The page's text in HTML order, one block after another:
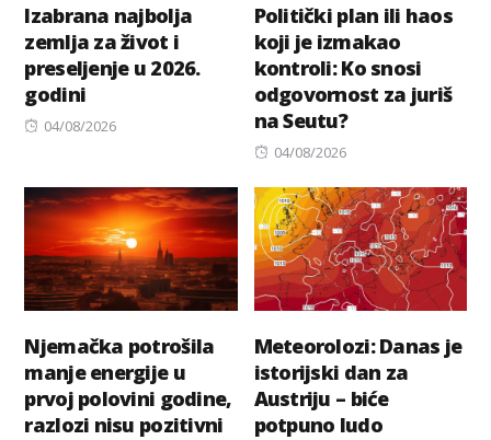
Izabrana najbolja
zemlja za život i
preseljenje u 2026.
godini
Posted
04/08/2026
Politički plan ili haos
koji je izmakao
kontroli: Ko snosi
odgovornost za juriš
na Seutu?
Posted
04/08/2026
Njemačka potrošila
manje energije u
prvoj polovini godine,
razlozi nisu pozitivni
Meteorolozi: Danas je
istorijski dan za
Austriju – biće
potpuno ludo